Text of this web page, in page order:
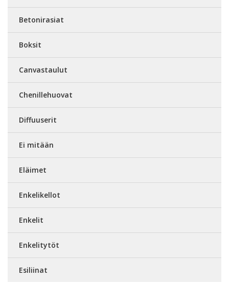
Betonirasiat
Boksit
Canvastaulut
Chenillehuovat
Diffuuserit
Ei mitään
Eläimet
Enkelikellot
Enkelit
Enkelitytöt
Esiliinat